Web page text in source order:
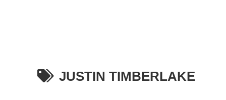
JUSTIN TIMBERLAKE